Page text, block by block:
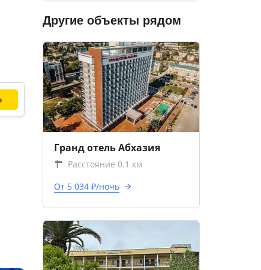
Другие объекты рядом
Гранд отель Абхазия
Расстояние 0.1 км
От 5 034 ₽/ночь